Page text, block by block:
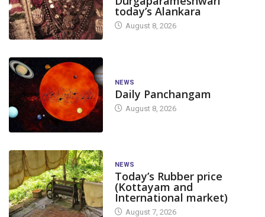
today’s Alankara
August 8, 2026
NEWS
Daily Panchangam
August 8, 2026
NEWS
Today’s Rubber price
(Kottayam and
International market)
August 7, 2026